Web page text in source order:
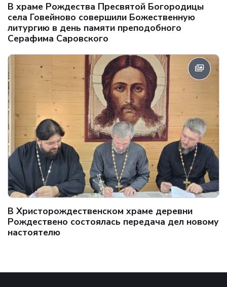
В храме Рождества Пресвятой Богородицы
села Говейново совершили Божественную
литургию в день памяти преподобного
Серафима Саровского
В Христорождественском храме деревни
Рождествено состоялась передача дел новому
настоятелю